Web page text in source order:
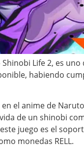
Life 2, es
habiendo
el anime de
de un shinobi
juego es el
monedas RELL.